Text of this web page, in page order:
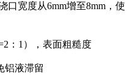
宽度从6mm增至8mm，使
1），表面粗糙度
液滞留